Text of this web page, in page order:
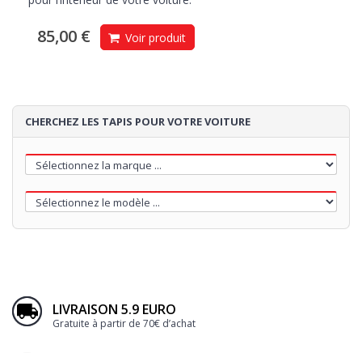
85,00 € Voir produit
CHERCHEZ LES TAPIS POUR VOTRE VOITURE
LIVRAISON 5.9 EURO
Gratuite à partir de 70€ d’achat